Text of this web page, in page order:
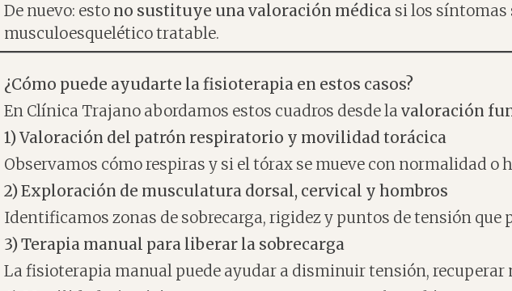
De nuevo: esto no sustituye una valoración médica si los síntomas
musculoesquelético tratable.
¿Cómo puede ayudarte la fisioterapia en estos casos?
En Clínica Trajano abordamos estos cuadros desde la valoración
1) Valoración del patrón respiratorio y movilidad torácica
Observamos cómo respiras y si el tórax se mueve con normalidad
2) Exploración de musculatura dorsal, cervical y hombros
Identificamos zonas de sobrecarga, rigidez y puntos de tensión
3) Terapia manual para liberar la sobrecarga
La fisioterapia manual puede ayudar a disminuir tensión,